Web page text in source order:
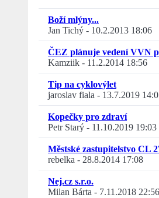
Boží mlýny...
Jan Tichý - 10.2.2013 18:06
ČEZ plánuje vedení VVN
Kamziik - 11.2.2014 18:56
Tip na cyklovýlet
jaroslav fiala - 13.7.2019
Kopečky pro zdraví
Petr Starý - 11.10.2019 19:03
Městské zastupitelstvo CL
rebelka - 28.8.2014 17:08
Nej.cz s.r.o.
Milan Bárta - 7.11.2018 22:56